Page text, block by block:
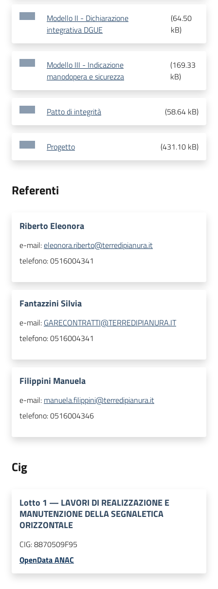
Modello II - Dichiarazione
integrativa DGUE
(64.50
kB)
Modello III - Indicazione
manodopera e sicurezza
(169.33
kB)
Patto di integrità (58.64 kB)
Progetto (431.10 kB)
Referenti
Riberto Eleonora
e-mail:eleonora.riberto@terredipianura.it
telefono:0516004341
Fantazzini Silvia
e-mail: GARECONTRATTI@TERREDIPIANURA.IT
telefono:0516004341
Filippini Manuela
e-mail: manuela.filippini@terredipianura.it
telefono:0516004346
Cig
Lotto 1 — LAVORI DI REALIZZAZIONE E
MANUTENZIONE DELLA SEGNALETICA
ORIZZONTALE
CIG:8870509F95
OpenData ANAC